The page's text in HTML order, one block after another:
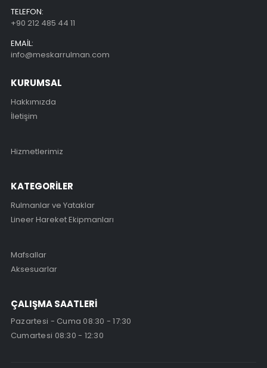
TELEFON:
+90 212 485 44 11
EMAIL:
info@meskarrulman.com
KURUMSAL
Hakkımızda
İletişim
Hizmetlerimiz
KATEGORİLER
Rulmanlar ve Yataklar
Lineer Hareket Ekipmanları
Mafsallar
Aksesuarlar
ÇALIŞMA SAATLERİ
Pazartesi - Cuma 08:30 - 17:30
Cumartesi 08:30 - 12:30